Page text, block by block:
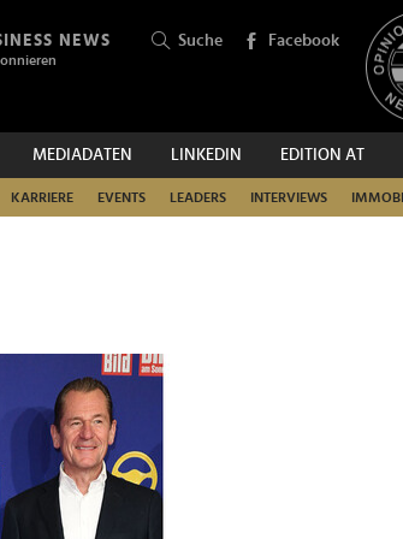
NEWS Suche Facebook
MEDIADATEN LINKEDIN EDITION AT
KARRIERE EVENTS LEADERS INTERVIEWS
SUCHEN